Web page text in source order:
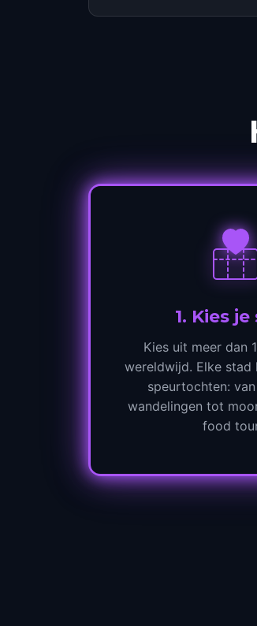
1. Kies je
Kies uit meer dan
wereldwijd. Elke stad
speurtochten:
wandelingen tot
food